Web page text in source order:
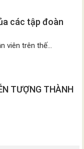
các tập đoàn
viên trên thế...
TƯỢNG THÀNH